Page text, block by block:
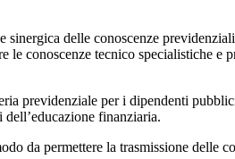
sinergica delle conoscenze
le conoscenze tecnico specialistiche
previdenziale per i dipendenti
finanziaria.
da permettere la trasmissione delle